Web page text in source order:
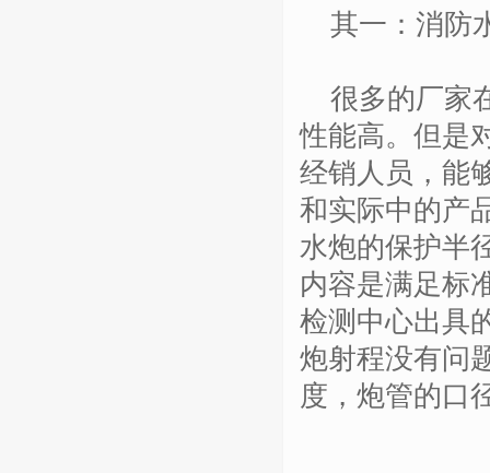
其一：消防
很多的厂家
性能高。但是
经销人员，能
和实际中的产
水炮的保护半
内容是满足标
检测中心出具
炮射程没有问
度，炮管的口